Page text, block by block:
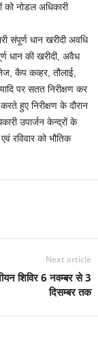
को नोडल अधिकारी
संपूर्ण धान खरीदी अवधि
धान की खरीदी, अवैध
कैप कव्हर, तौलाई,
पर सतत निरीक्षण कर
हुए निरीक्षण के दौरान
उपार्जन केन्द्रों के
रविवार को भौतिक
Next article
शिविर 6 नवम्बर से 3
दिसम्बर तक